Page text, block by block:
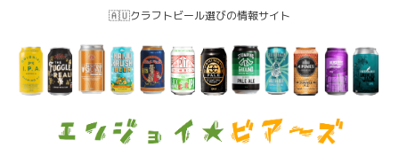
🇦🇺クラフトビール選びの情報サイト